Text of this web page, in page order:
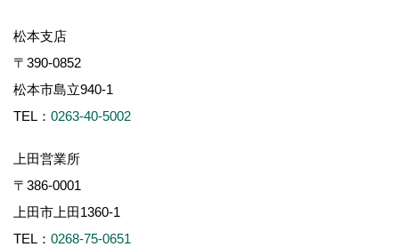
松本支店
〒390-0852
松本市島立940-1
TEL： 0263-40-5002
上田営業所
〒386-0001
上田市上田1360-1
TEL： 0268-75-0651